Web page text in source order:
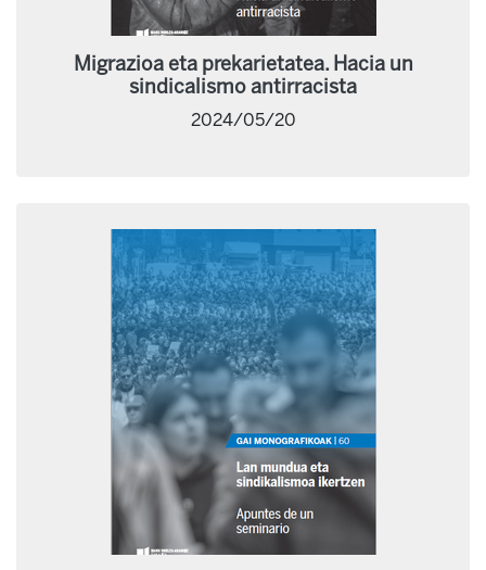
Migrazioa eta prekarietatea. Hacia un
sindicalismo antirracista
2024/05/20